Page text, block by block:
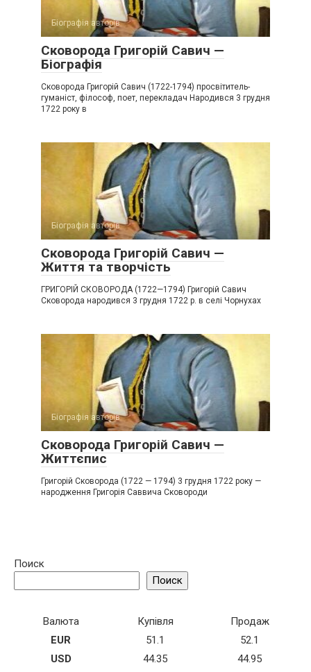
Біографія авторів
Сковорода Григорій Савич —
Біографія
Сковорода Григорій Савич (1722-1794) просвітитель-
гуманіст, філософ, поет, перекладач Народився 3 грудня
1722 року в
Біографія авторів
Сковорода Григорій Савич —
Життя та творчість
ГРИГОРІЙ СКОВОРОДА (1722—1794) Григорій Савич
Сковорода народився 3 грудня 1722 р. в селі Чорнухах
Біографія авторів
Сковорода Григорій Савич —
Життєпис
Григорій Сковорода (1722 — 1794) 3 грудня 1722 року —
народження Григорія Саввича Сковороди
Поиск
Поиск
Валюта Купівля
Продаж
EUR
51.1
52.1
USD
44.35 44.95